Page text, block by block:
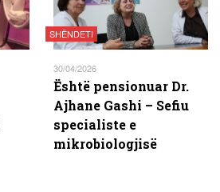
SHËNDETI
30/04/2026
Është pensionuar Dr.
Ajhane Gashi – Sefiu
specialiste e
mikrobiologjisë